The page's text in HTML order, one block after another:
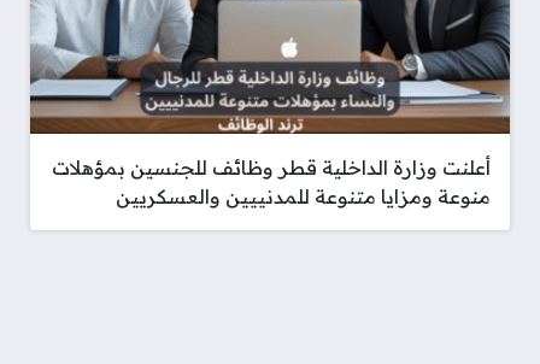
أعلنت وزارة الداخلية قطر وظائف للجنسين بمؤهلات
منوعة ومزايا متنوعة للمدنييين والعسكريين